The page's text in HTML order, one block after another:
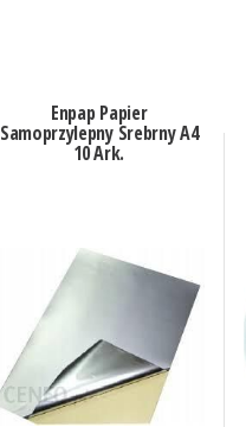
Enpap Papier
Samoprzylepny Srebrny A4
10 Ark.